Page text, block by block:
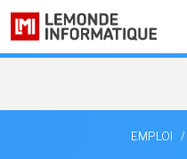
EMPLOI /